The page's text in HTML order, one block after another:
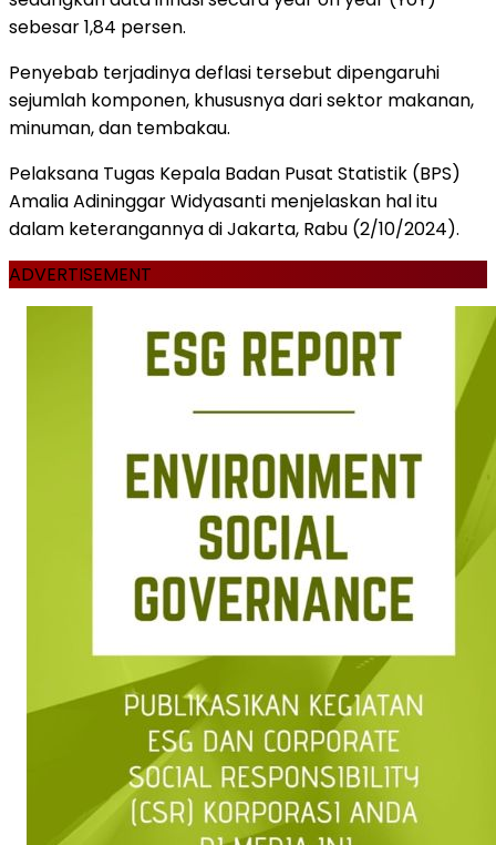
sebesar 1,84 persen.
Penyebab terjadinya deflasi tersebut dipengaruhi
sejumlah komponen, khususnya dari sektor makanan,
minuman, dan tembakau.
Pelaksana Tugas Kepala Badan Pusat Statistik (BPS)
Amalia Adininggar Widyasanti menjelaskan hal itu
dalam keterangannya di Jakarta, Rabu (2/10/2024).
ADVERTISEMENT